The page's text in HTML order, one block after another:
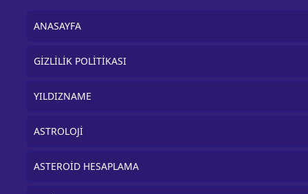
ANASAYFA
GİZLİLİK POLİTİKASI
YILDIZNAME
ASTROLOJİ
ASTEROİD HESAPLAMA